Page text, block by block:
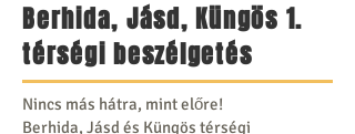
Berhida, Jásd, Küngös 1.
térségi beszélgetés
Nincs más hátra, mint előre!
Berhida, Jásd és Küngös térségi